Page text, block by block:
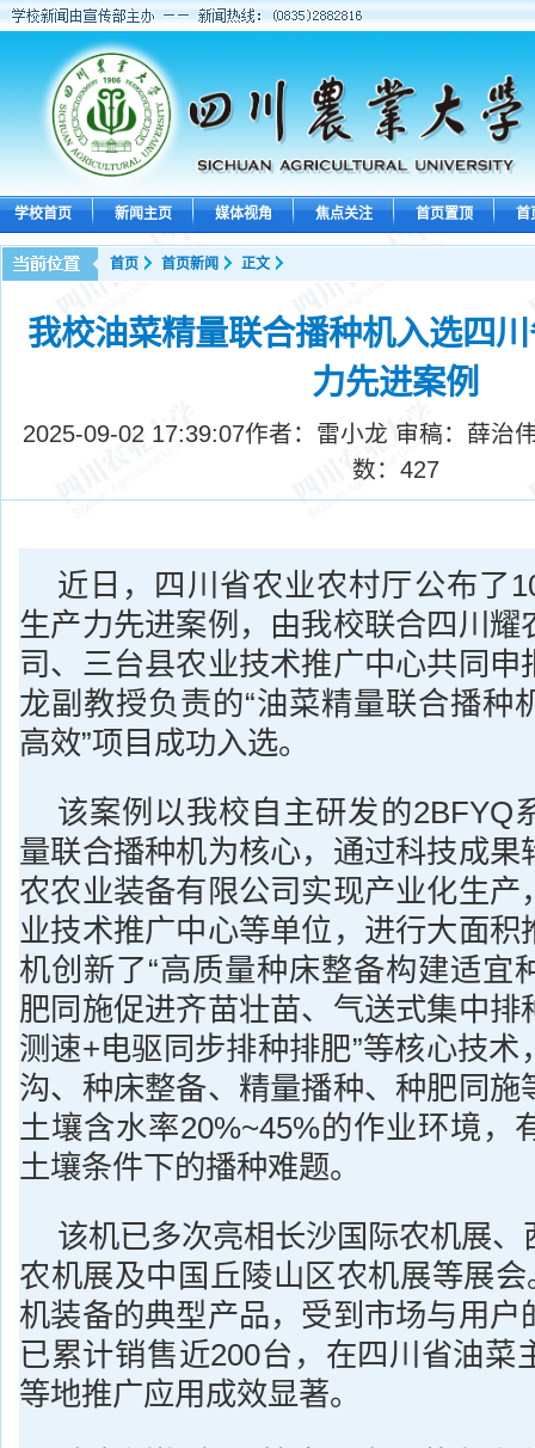
学校首页 新闻主页 媒体视角 焦点关注 首页置顶 首
首页 首页新闻 正文
我校油菜精量联合播种机入选四
力先进案例
2025-09-02 17:39:07作者：雷小龙 审稿：薛治
数： 427
近日，四川省农业农村厅公布了
生产力先进案例，由我校联合四川耀
司、三台县农业技术推广中心共同申
龙副教授负责的“油菜精量联合播种
高效”项目成功入选。
该案例以我校自主研发的2BFYQ
量联合播种机为核心，通过科技成果
农农业装备有限公司实现产业化生产
业技术推广中心等单位，进行大面积
机创新了“高质量种床整备构建适宜
肥同施促进齐苗壮苗、气送式集中排
测速+电驱同步排种排肥”等核心技术
沟、种床整备、精量播种、种肥同施
土壤含水率20%~45%的作业环境，
土壤条件下的播种难题。
该机已多次亮相长沙国际农机展
农机展及中国丘陵山区农机展等展会
机装备的典型产品，受到市场与用户
已累计销售近200台，在四川省油菜
等地推广应用成效显著。